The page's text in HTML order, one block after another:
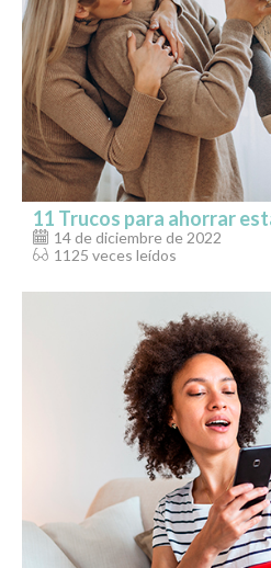
11 Trucos para ahorrar
14 de diciembre de 2022
1125 veces leídos